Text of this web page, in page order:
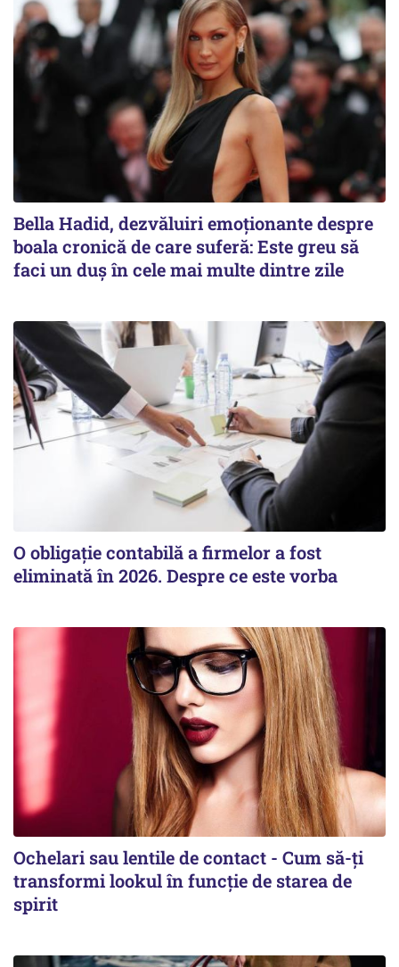
Bella Hadid, dezvăluiri emoționante despre
boala cronică de care suferă: Este greu să
faci un duș în cele mai multe dintre zile
O obligație contabilă a firmelor a fost
eliminată în 2026. Despre ce este vorba
Ochelari sau lentile de contact - Cum să-ți
transformi lookul în funcție de starea de
spirit